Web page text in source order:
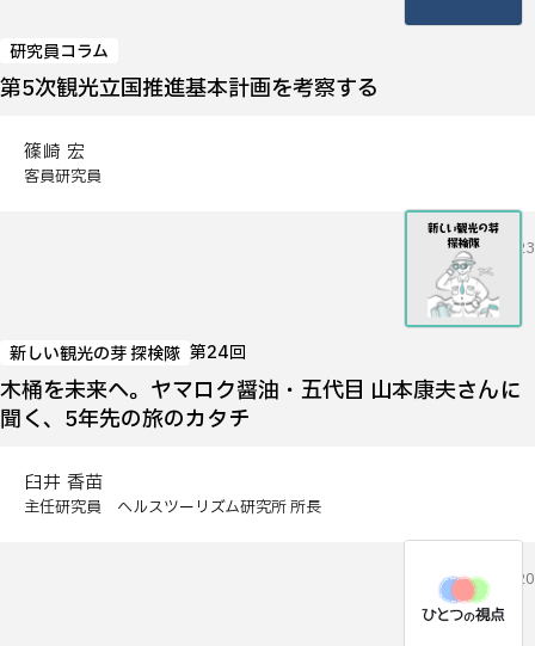
研究員コラム
第5次観光立国推進基本計画を考察する
篠崎 宏
客員研究員
2026.06.23
新しい観光の芽 探検隊 第24回
木桶を未来へ。ヤマロク醤油・五代目 山本康夫さんに
聞く、5年先の旅のカタチ
臼井 香苗
主任研究員 ヘルスツーリズム研究所 所長
2026.05.20